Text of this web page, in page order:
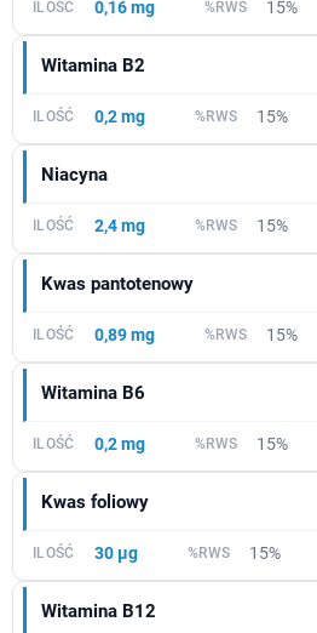
0,16 mg 15%
Witamina B2
0,2 mg 15%
Niacyna
2,4 mg 15%
Kwas pantotenowy
0,89 mg 15%
Witamina B6
0,2 mg 15%
Kwas foliowy
30 µg 15%
Witamina B12